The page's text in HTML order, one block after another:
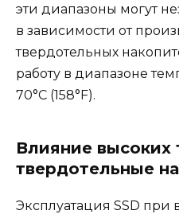
эти диапазоны могут
в зависимости от
твердотельных
работу в диапазоне
70°C (158°F).
Влияние высоких
твердотельные
Эксплуатация SSD при